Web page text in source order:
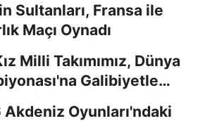
Sultanları, Fransa ile
Maçı Oynadı
Milli Takımımız, Dünya
Galibiyetle
Akdeniz Oyunları'ndaki